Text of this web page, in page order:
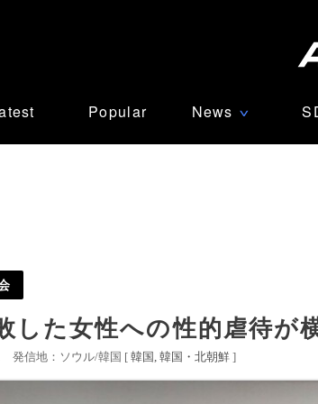
Popular News ∨
した女性への性的虐待が
発信地：ソウル/韓国 [ 韓国 韓国・北朝鮮 ]